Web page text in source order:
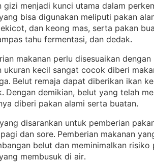
gizi menjadi kunci utama dalam
bisa digunakan meliputi pakan
dan keong mas, serta pakan
tahu fermentasi, dan dedak.
makanan perlu disesuaikan
ukuran kecil sangat cocok diberi
. Belut remaja dapat diberikan ikan
. Dengan demikian, belut yang telah
diberi pakan alami serta buatan.
disarankan untuk pemberian
dan sore. Pemberian makanan
belut dan meminimalkan
membusuk di air.